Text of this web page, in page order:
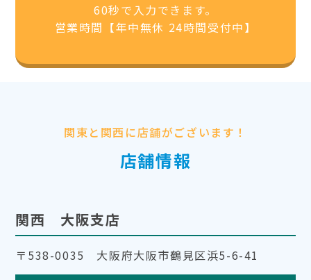
60秒で入力できます。
営業時間【年中無休 24時間受付中】
関東と関西に店舗がございます！
店舗情報
関西 大阪支店
〒538-0035 大阪府大阪市鶴見区浜5-6-41